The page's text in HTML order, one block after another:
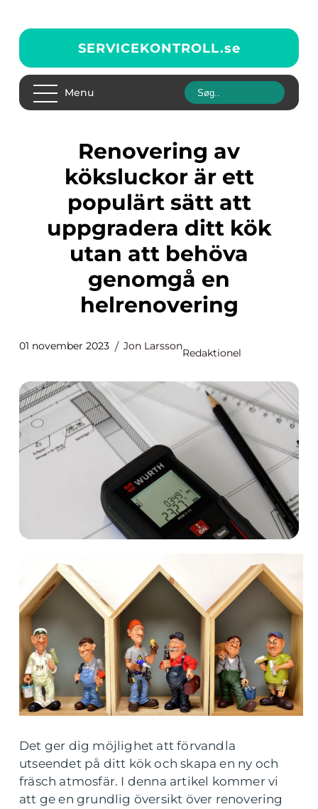
SERVICEKONTROLL.se
Menu
Renovering av
köksluckor är ett
populärt sätt att
uppgradera ditt kök
utan att behöva
genomgå en
helrenovering
01 november 2023 Jon Larsson
Redaktionel
Det ger dig möjlighet att förvandla
utseendet på ditt kök och skapa en ny och
fräsch atmosfär. I denna artikel kommer vi
att ge en grundlig översikt över renovering